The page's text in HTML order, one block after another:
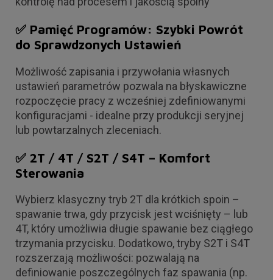
✅ Pamięć Programów: Szybki Powrót
do Sprawdzonych Ustawień
Możliwość zapisania i przywołania własnych
ustawień parametrów pozwala na błyskawiczne
rozpoczęcie pracy z wcześniej zdefiniowanymi
konfiguracjami - idealne przy produkcji seryjnej
lub powtarzalnych zleceniach.
✅ 2T / 4T / S2T / S4T – Komfort
Sterowania
Wybierz klasyczny tryb 2T dla krótkich spoin –
spawanie trwa, gdy przycisk jest wciśnięty – lub
4T, który umożliwia długie spawanie bez ciągłego
trzymania przycisku. Dodatkowo, tryby S2T i S4T
rozszerzają możliwości: pozwalają na
definiowanie poszczególnych faz spawania (np.